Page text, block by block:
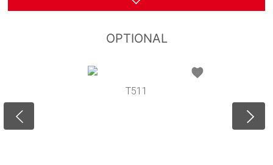
OPTIONAL
T511